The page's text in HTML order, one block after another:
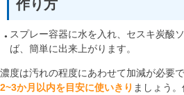
作り方
スプレー容器に水を入れ、セスキ炭酸
ば、簡単に出来上がります。
濃度は汚れの程度にあわせて加減が必要
2~3か月以内を目安に使いきり ましょう